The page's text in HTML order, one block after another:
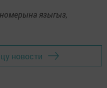
номерына языгыз,
новости